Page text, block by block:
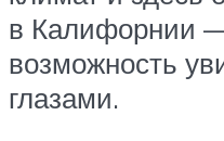
в Калифорнии
возможность
глазами.